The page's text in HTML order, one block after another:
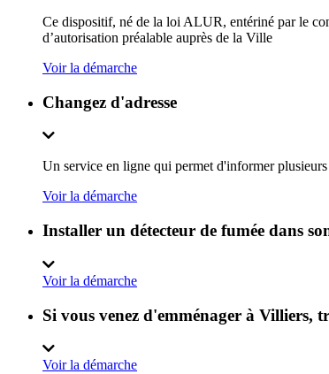
Ce dispositif, né de la loi ALUR, entériné par le
d’autorisation préalable auprès de la Ville
Voir la démarche
Changez d'adresse
Un service en ligne qui permet d'informer
Voir la démarche
Installer un détecteur de fumée dans
Voir la démarche
Si vous venez d'emménager à Villiers,
Voir la démarche